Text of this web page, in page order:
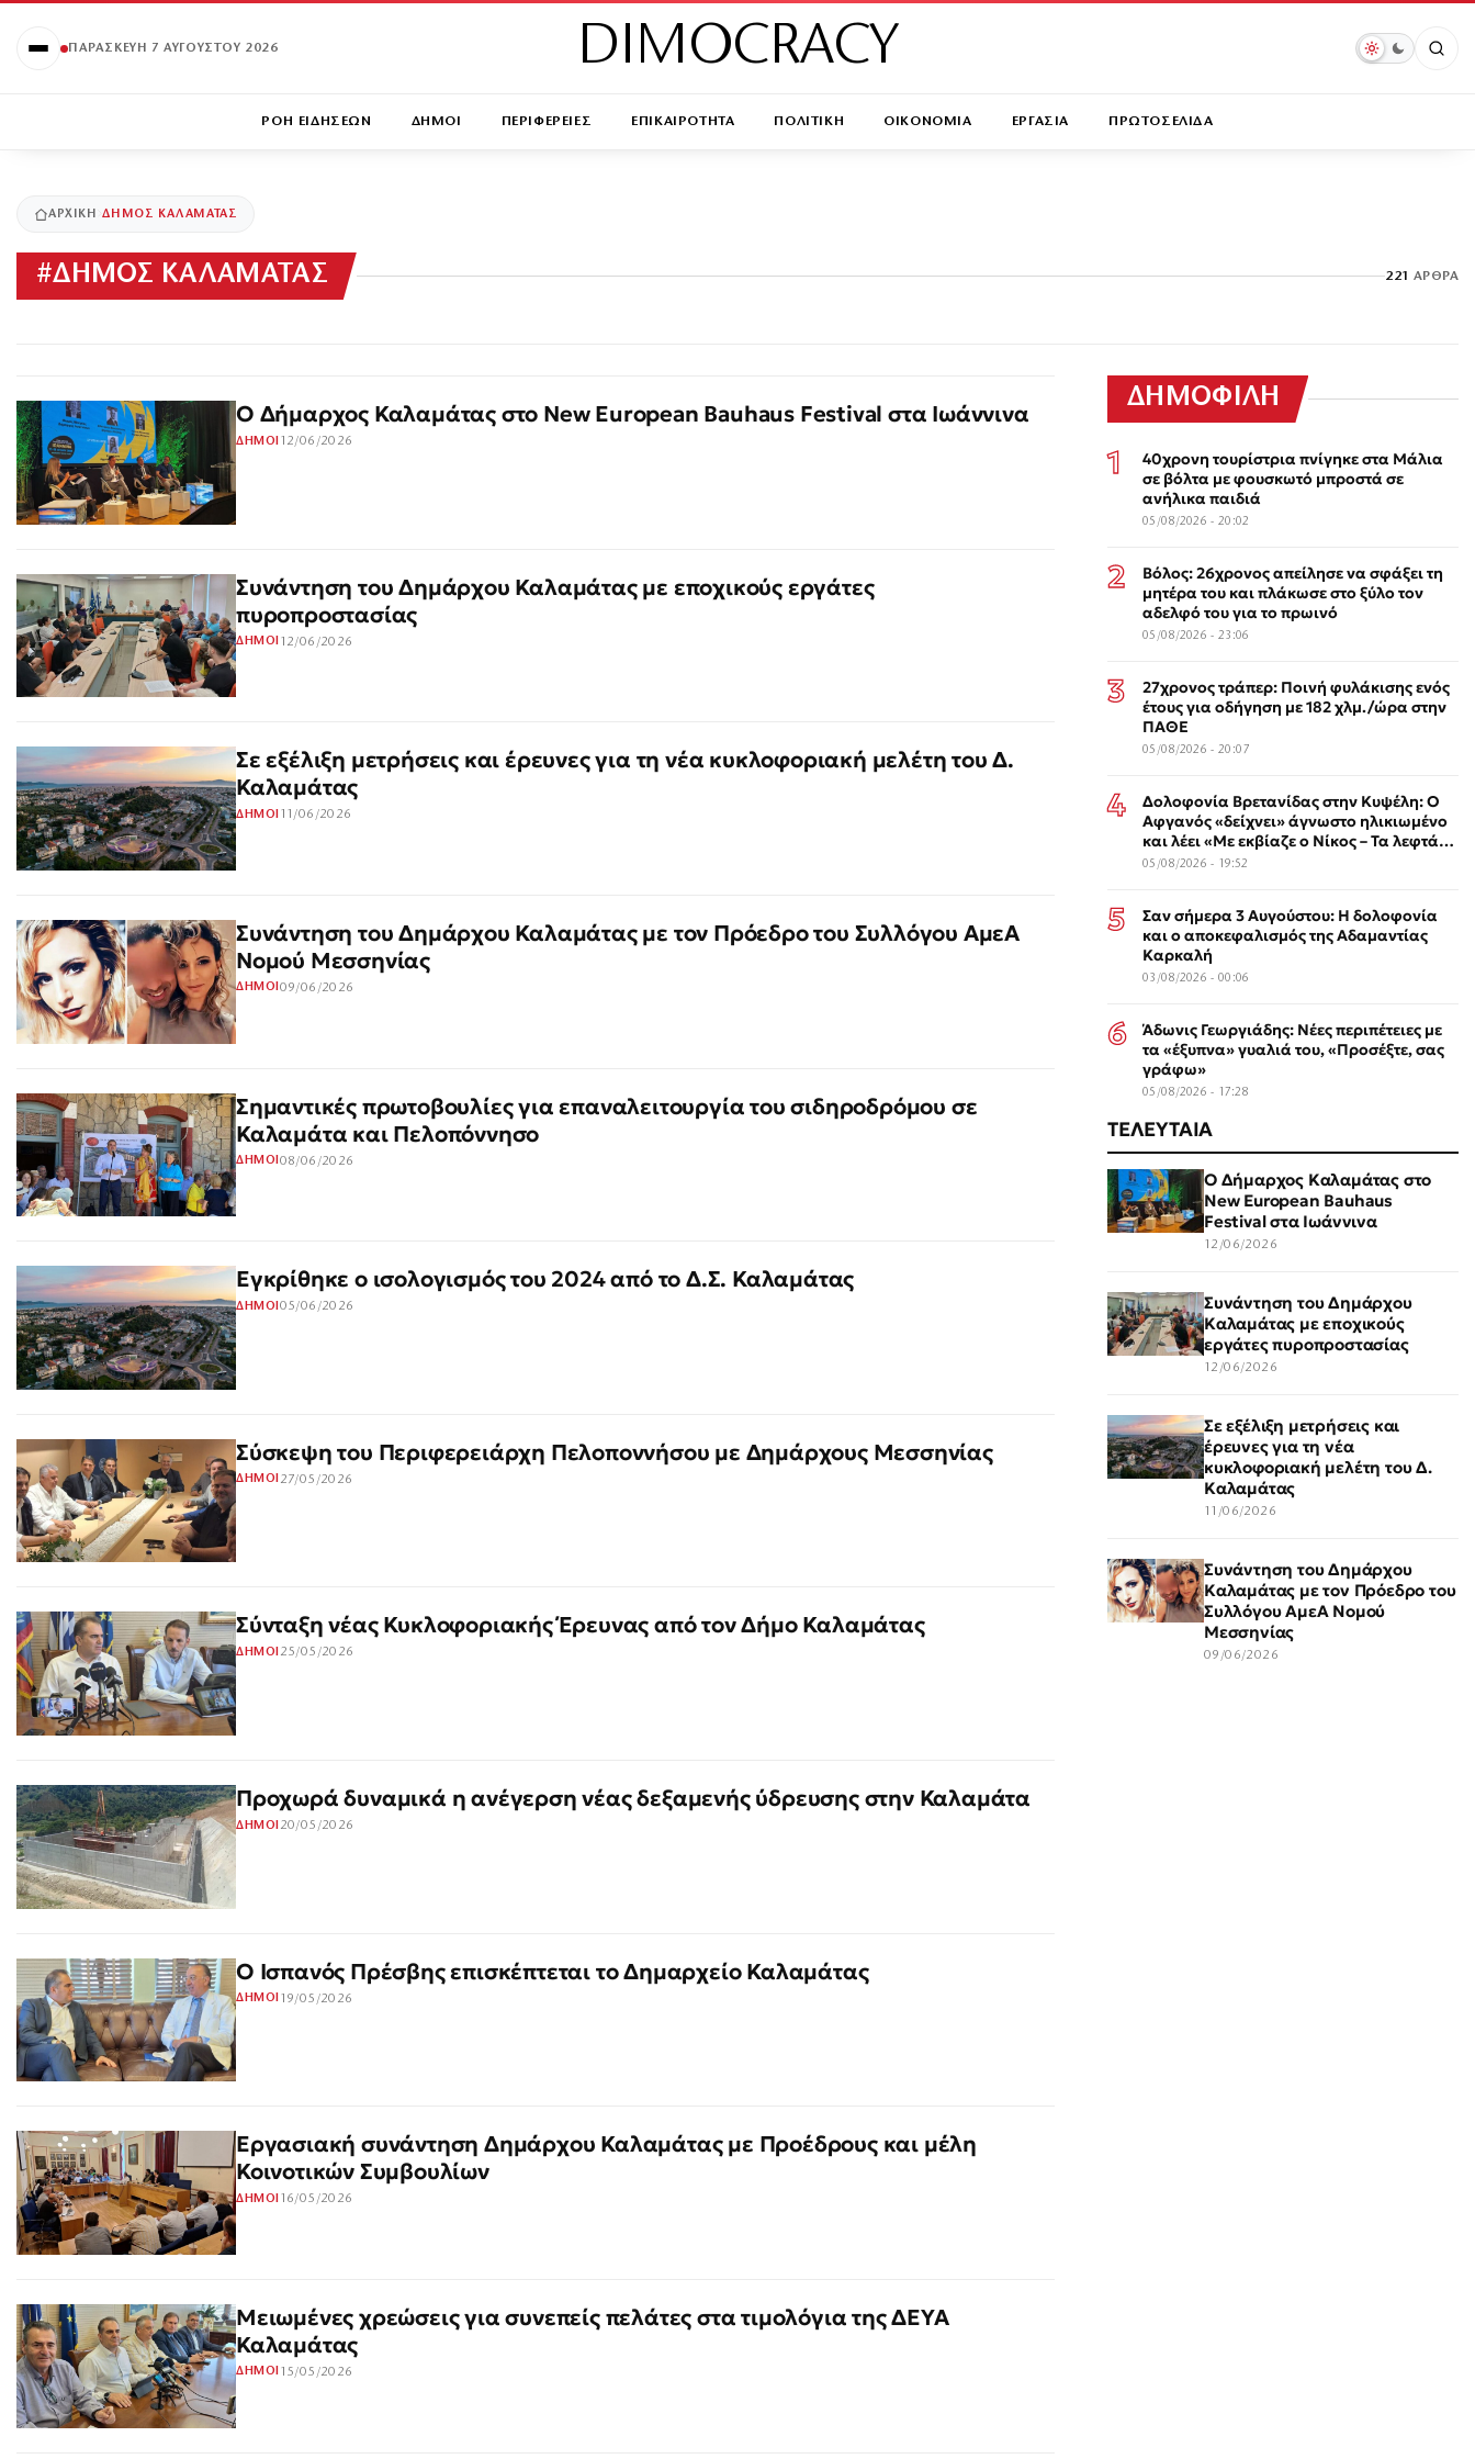
ΠΑΡΑΣΚΕΥΉ 7 ΑΥΓΟΎΣΤΟΥ 2026 DIMOCRACY
ΡΟΗ ΕΙΔΗΣΕΩΝ ΔΗΜΟΙ ΠΕΡΙΦΕΡΕΙΕΣ ΕΠΙΚΑΙΡΟΤΗΤΑ ΠΟΛΙΤΙΚΗ ΟΙΚΟΝΟΜΙΑ ΕΡΓΑΣΙΑ ΠΡΩΤΟΣΕΛΙΔΑ
ΑΡΧΙΚΉ ΔΗΜΟΣ ΚΑΛΑΜΑΤΑΣ
#ΔΗΜΟΣ ΚΑΛΑΜΑΤΑΣ 221 ΆΡΘΡΑ
Ο Δήμαρχος Καλαμάτας στο New European Bauhaus Festival στα Ιωάννινα
ΔΗΜΟΙ 12/06/2026
Συνάντηση του Δημάρχου Καλαμάτας με εποχικούς εργάτες
πυροπροστασίας
ΔΗΜΟΙ 12/06/2026
Σε εξέλιξη μετρήσεις και έρευνες για τη νέα κυκλοφοριακή μελέτη του Δ.
Καλαμάτας
ΔΗΜΟΙ 11/06/2026
Συνάντηση του Δημάρχου Καλαμάτας με τον Πρόεδρο του Συλλόγου ΑμεΑ
Νομού Μεσσηνίας
ΔΗΜΟΙ09/06/2026
Σημαντικές πρωτοβουλίες για επαναλειτουργία του σιδηροδρόμου σε
Καλαμάτα και Πελοπόννησο
ΔΗΜΟΙ 08/06/2026
Εγκρίθηκε ο ισολογισμός του 2024 από το Δ.Σ. Καλαμάτας
ΔΗΜΟΙ 05/06/2026
Σύσκεψη του Περιφερειάρχη Πελοποννήσου με Δημάρχους Μεσσηνίας
ΔΗΜΟΙ27/05/2026
Σύνταξη νέας Κυκλοφοριακής Έρευνας από τον Δήμο Καλαμάτας
ΔΗΜΟΙ 25/05/2026
Προχωρά δυναμικά η ανέγερση νέας δεξαμενής ύδρευσης στην Καλαμάτα
ΔΗΜΟΙ 20/05/2026
Ο Ισπανός Πρέσβης επισκέπτεται το Δημαρχείο Καλαμάτας
ΔΗΜΟΙ19/05/2026
Εργασιακή συνάντηση Δημάρχου Καλαμάτας με Προέδρους και μέλη
Κοινοτικών Συμβουλίων
ΔΗΜΟΙ 16/05/2026
Μειωμένες χρεώσεις για συνεπείς πελάτες στα τιμολόγια της ΔΕΥΑ
Καλαμάτας
ΔΗΜΟΙ15/05/2026
ΔΗΜΟΦΙΛΗ
40χρονη τουρίστρια πνίγηκε στα Μάλια
σε βόλτα με φουσκωτό μπροστά σε
ανήλικα παιδιά
05/08/2026 - 20:02
Βόλος: 26χρονος απείλησε να σφάξει τη
μητέρα του και πλάκωσε στο ξύλο τον
αδελφό του για το πρωινό
05/08/2026 - 23:06
27χρονος τράπερ: Ποινή φυλάκισης ενός
έτους για οδήγηση με 182 χλμ./ώρα στην
ΠΑΘΕ
05/08/2026 - 20:07
Δολοφονία Βρετανίδας στην Κυψέλη: Ο
Αφγανός «δείχνει» άγνωστο ηλικιωμένο
και λέει «Με εκβίαζε ο Νίκος – Τα λεφτά
τα έδωσα σε εκείνον»
05/08/2026 - 19:52
Σαν σήμερα 3 Αυγούστου: Η δολοφονία
και ο αποκεφαλισμός της Αδαμαντίας
Καρκαλή
03/08/2026 - 00:06
Άδωνις Γεωργιάδης: Νέες περιπέτειες με
τα «έξυπνα» γυαλιά του, «Προσέξτε, σας
γράφω»
05/08/2026 - 17:28
ΤΕΛΕΥΤΑΙΑ
Ο Δήμαρχος Καλαμάτας στο
New European Bauhaus
Festival στα Ιωάννινα
12/06/2026
Συνάντηση του Δημάρχου
Καλαμάτας με εποχικούς
εργάτες πυροπροστασίας
12/06/2026
Σε εξέλιξη μετρήσεις και
έρευνες για τη νέα
κυκλοφοριακή μελέτη του Δ.
Καλαμάτας
11/06/2026
Συνάντηση του Δημάρχου
Καλαμάτας με τον Πρόεδρο του
Συλλόγου ΑμεΑ Νομού
Μεσσηνίας
09/06/2026